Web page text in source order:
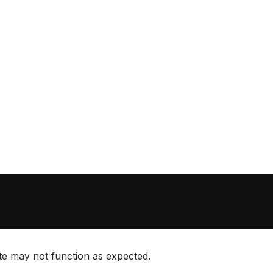
may not function as expected.